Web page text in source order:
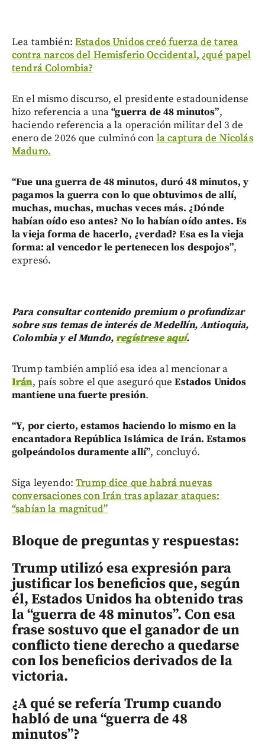
Lea también: Estados Unidos creó fuerza de tarea
contra narcos del Hemisferio Occidental, ¿qué papel
tendrá Colombia?
En el mismo discurso, el presidente estadounidense
hizo referencia a una“guerra de 48 minutos”,
haciendo referencia a la operación militar del 3 de
enero de 2026 que culminó con la captura de Nicolás
Maduro.
“Fue una guerra de 48 minutos, duró 48 minutos, y
pagamos la guerra con lo que obtuvimos de allí,
muchas, muchas, muchas veces más. ¿Dónde
habían oído eso antes? No lo habían oído antes. Es
la vieja forma de hacerlo, ¿verdad? Esa es la vieja
forma: al vencedor le pertenecen los despojos”,
expresó.
Para consultar contenido premium o profundizar
sobre sus temas de interés de Medellín, Antioquia,
Colombia y el Mundo,regístrese aquí.
Trump también amplió esa idea al mencionar a
Irán, país sobre el que aseguró queEstados Unidos
mantiene una fuerte presión.
“Y, por cierto, estamos haciendo lo mismo en la
encantadora República Islámica de Irán. Estamos
golpeándolos duramente allí”, concluyó.
Siga leyendo:Trump dice que habrá nuevas
conversaciones con Irán tras aplazar ataques:
“sabían la magnitud”
Bloque de preguntas y respuestas:
Trump utilizó esa expresión para
justificar los beneficios que, según
él, Estados Unidos ha obtenido tras
la “guerra de 48 minutos”. Con esa
frase sostuvo que el ganador de un
conflicto tiene derecho a quedarse
con los beneficios derivados de la
victoria.
¿A qué se refería Trump cuando
habló de una “guerra de 48
minutos”?